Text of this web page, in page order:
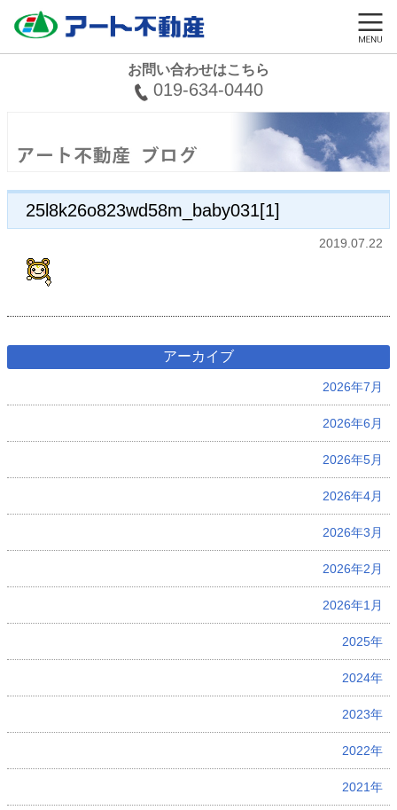
お問い合わせはこちら
019-634-0440
25l8k26o823wd58m_baby031[1]
2019.07.22
アーカイブ
2026年7月
2026年6月
2026年5月
2026年4月
2026年3月
2026年2月
2026年1月
2025年
2024年
2023年
2022年
2021年